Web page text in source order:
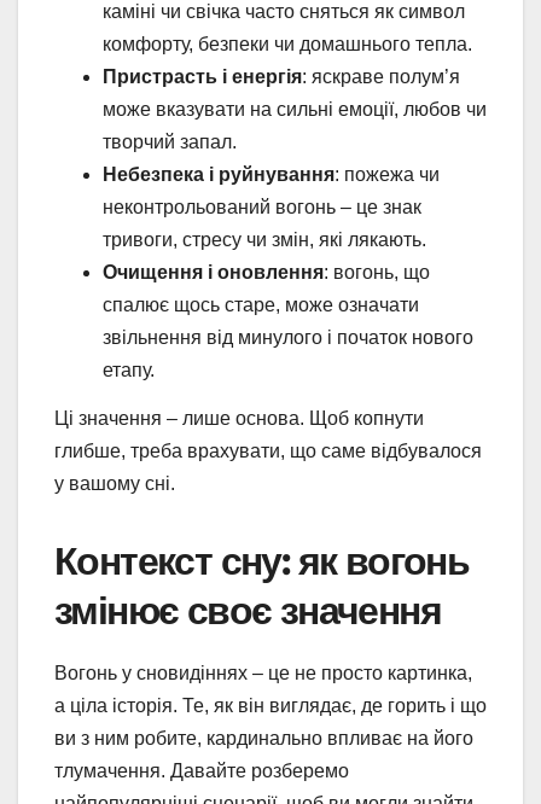
каміні чи свічка часто сняться як символ
комфорту, безпеки чи домашнього тепла.
Пристрасть і енергія: яскраве полум’я
може вказувати на сильні емоції, любов чи
творчий запал.
Небезпека і руйнування: пожежа чи
неконтрольований вогонь – це знак
тривоги, стресу чи змін, які лякають.
Очищення і оновлення: вогонь, що
спалює щось старе, може означати
звільнення від минулого і початок нового
етапу.
Ці значення – лише основа. Щоб копнути
глибше, треба врахувати, що саме відбувалося
у вашому сні.
Контекст сну: як вогонь
змінює своє значення
Вогонь у сновидіннях – це не просто картинка,
а ціла історія. Те, як він виглядає, де горить і що
ви з ним робите, кардинально впливає на його
тлумачення. Давайте розберемо